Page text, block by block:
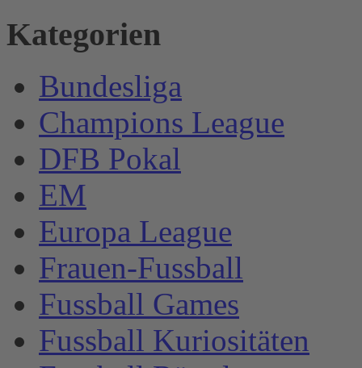
Kategorien
Bundesliga
Champions League
DFB Pokal
EM
Europa League
Frauen-Fussball
Fussball Games
Fussball Kuriositäten